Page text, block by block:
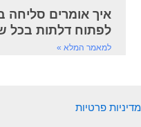
איך אומרים סליחה
לפתוח דלתות בכל
למאמר המלא »
מדיניות פרטיות